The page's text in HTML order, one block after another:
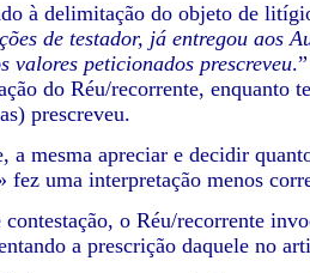
do objeto de litígio
de testador, já entregou aos
valores peticionados prescreveu
do Réu/recorrente, enquanto
prescreveu.
apreciar e decidir quanto
uma interpretação menos
o Réu/recorrente
a prescrição daquele no